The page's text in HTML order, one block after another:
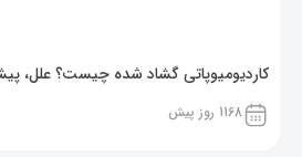
کاردیومیوپاتی گشاد شده چیست؟ علل،
1168 روز پیش